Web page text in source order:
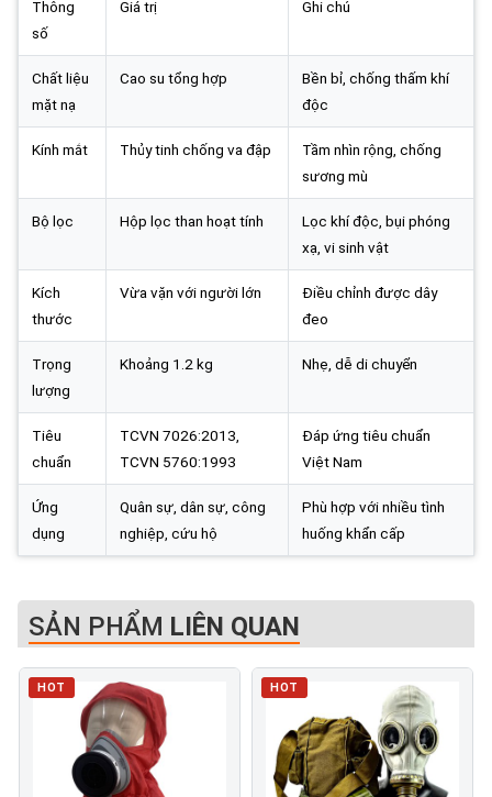
Thông
số
Giá trị Ghi chú
Chất liệu
mặt nạ
Cao su tổng hợp
Bền bỉ, chống thấm khí
độc
Kính mắt Thủy tinh chống va đập
Tầm nhìn rộng, chống
sương mù
Bộ lọc Hộp lọc than hoạt tính
Lọc khí độc, bụi phóng
xạ, vi sinh vật
Kích
thước
Vừa vặn với người lớn
Điều chỉnh được dây
đeo
Trọng
lượng
Khoảng 1.2 kg Nhẹ, dễ di chuyển
Tiêu
chuẩn
TCVN 7026:2013,
TCVN 5760:1993
Đáp ứng tiêu chuẩn
Việt Nam
Ứng
dụng
Quân sự, dân sự, công
nghiệp, cứu hộ
Phù hợp với nhiều tình
huống khẩn cấp
SẢN PHẨM LIÊN QUAN
HOT HOT